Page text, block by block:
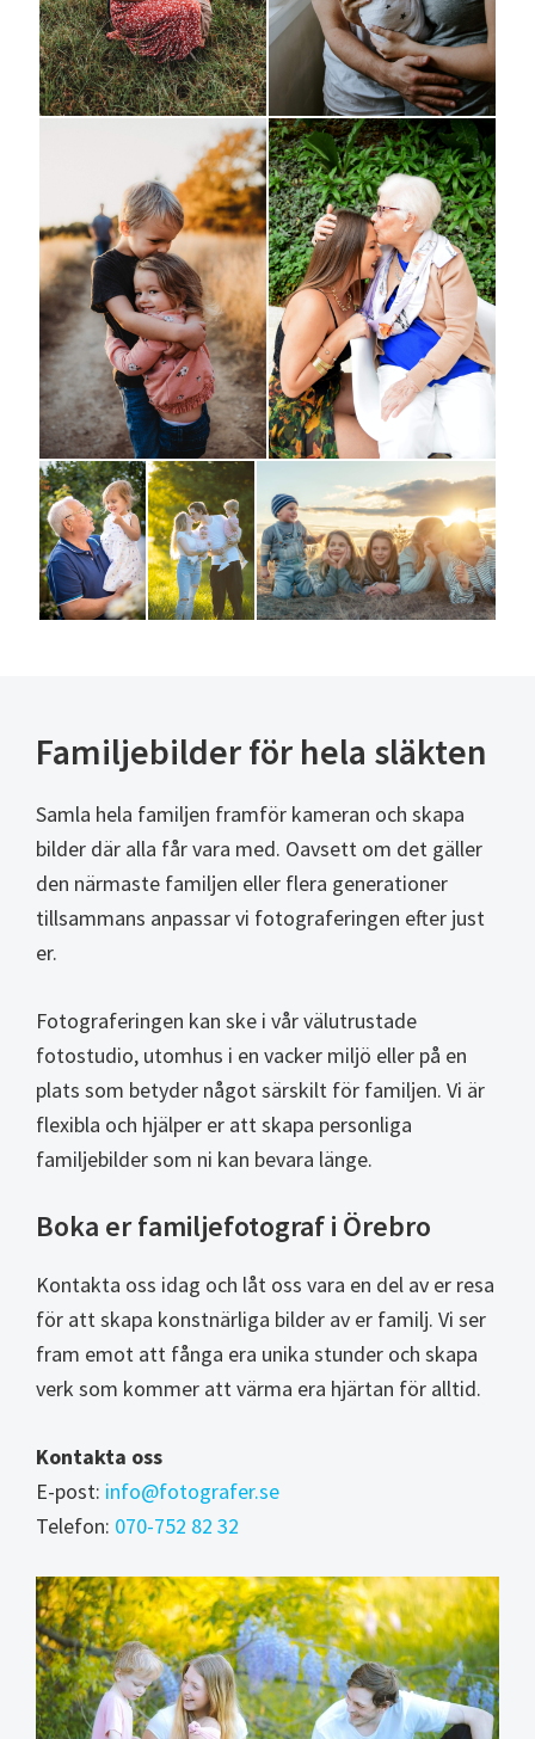
Familjebilder för hela släkten
Samla hela familjen framför kameran och skapa
bilder där alla får vara med. Oavsett om det gäller
den närmaste familjen eller flera generationer
tillsammans anpassar vi fotograferingen efter just
er.
Fotograferingen kan ske i vår välutrustade
fotostudio, utomhus i en vacker miljö eller på en
plats som betyder något särskilt för familjen. Vi är
flexibla och hjälper er att skapa personliga
familjebilder som ni kan bevara länge.
Boka er familjefotograf i Örebro
Kontakta oss idag och låt oss vara en del av er resa
för att skapa konstnärliga bilder av er familj. Vi ser
fram emot att fånga era unika stunder och skapa
verk som kommer att värma era hjärtan för alltid.
Kontakta oss
E-post: info@fotografer.se
Telefon: 070-752 82 32